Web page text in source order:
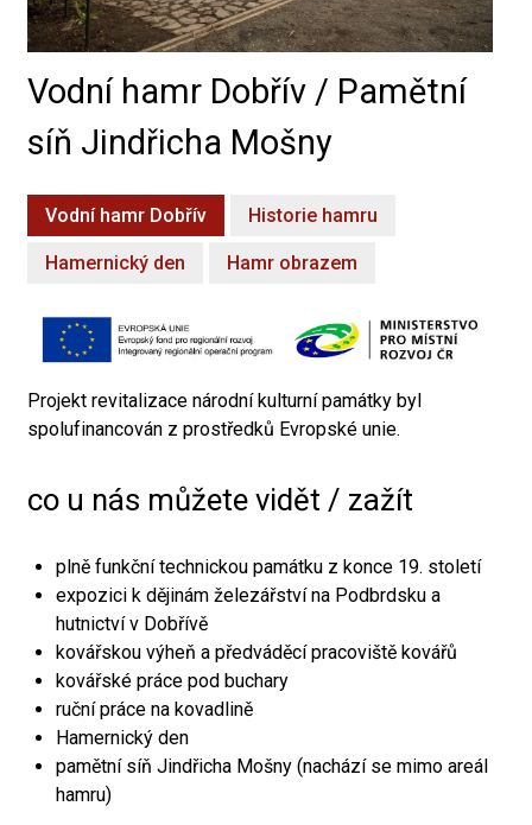
Vodní hamr Dobřív / Pamětní
síň Jindřicha Mošny
Vodní hamr Dobřív Historie hamru
Hamernický den Hamr obrazem
Projekt revitalizace národní kulturní památky byl
spolufinancován z prostředků Evropské unie.
co u nás můžete vidět / zažít
plně funkční technickou památku z konce 19. století
expozici k dějinám železářství na Podbrdsku a
hutnictví v Dobřívě
kovářskou výheň a předváděcí pracoviště kovářů
kovářské práce pod buchary
ruční práce na kovadlině
Hamernický den
pamětní síň Jindřicha Mošny (nachází se mimo areál
hamru)